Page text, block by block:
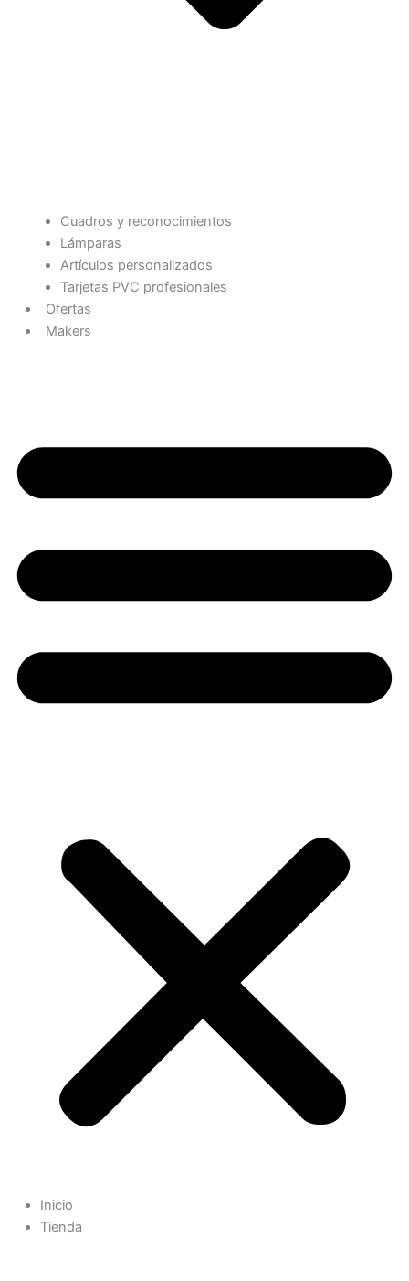
Cuadros y reconocimientos
Lámparas
Artículos personalizados
Tarjetas PVC profesionales
Ofertas
Makers
Inicio
Tienda